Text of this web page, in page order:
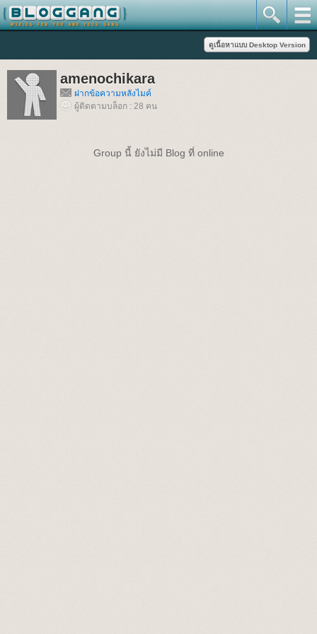
amenochikara
ฝากข้อความหลังไมค์
ผู้ติดตามบล็อก : 28 คน
Group นี้ ยังไม่มี Blog ที่ online